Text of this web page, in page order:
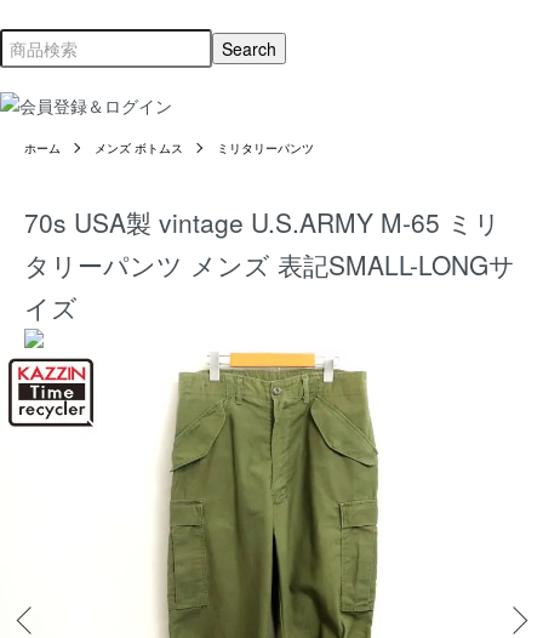
ホーム メンズ ボトムス ミリタリーパンツ
70s USA製 vintage U.S.ARMY M-65 ミリ
タリーパンツ メンズ 表記SMALL-LONGサ
イズ